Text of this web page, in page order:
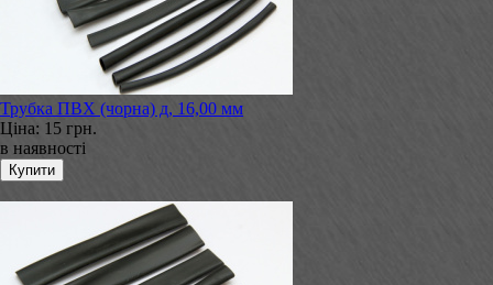
Трубка ПВХ (чорна) д, 16,00 мм
Ціна: 15 грн.
в наявності